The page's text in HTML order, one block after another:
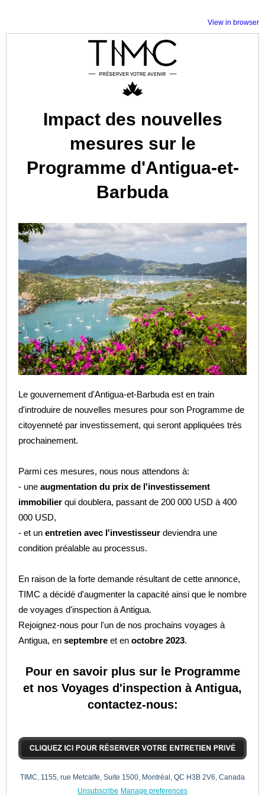
View in browser
Impact des nouvelles
mesures sur le
Programme d'Antigua-et-
Barbuda
Le gouvernement d'Antigua-et-Barbuda est en train
d'introduire de nouvelles mesures pour son Programme de
citoyenneté par investissement, qui seront appliquées très
prochainement.
Parmi ces mesures, nous nous attendons à:
- une augmentation du prix de l'investissement
immobilier qui doublera, passant de 200 000 USD à 400
000 USD,
- et un entretien avec l'investisseur deviendra une
condition préalable au processus.
En raison de la forte demande résultant de cette annonce,
TIMC a décidé d'augmenter la capacité ainsi que le nombre
de voyages d'inspection à Antigua.
Rejoignez-nous pour l'un de nos prochains voyages à
Antigua, en septembre et en octobre 2023.
Pour en savoir plus sur le Programme
et nos Voyages d'inspection à Antigua,
contactez-nous:
TIMC, 1155, rue Metcalfe, Suite 1500, Montréal, QC H3B 2V6, Canada
Unsubscribe Manage preferences